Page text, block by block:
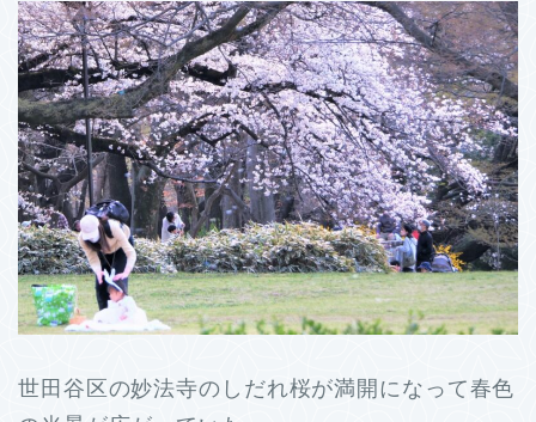
世田谷区の妙法寺のしだれ桜が満開になって春色